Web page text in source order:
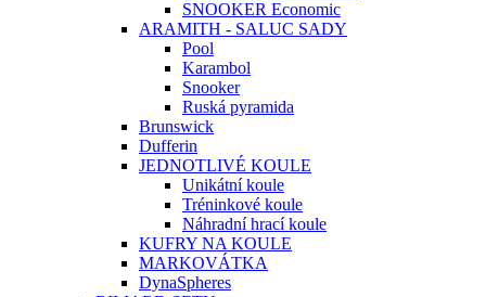
SNOOKER Economic
ARAMITH - SALUC SADY
Pool
Karambol
Snooker
Ruská pyramida
Brunswick
Dufferin
JEDNOTLIVÉ KOULE
Unikátní koule
Tréninkové koule
Náhradní hrací koule
KUFRY NA KOULE
MARKOVÁTKA
DynaSpheres